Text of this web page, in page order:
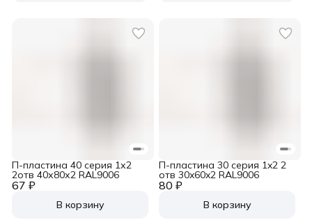
67 ₽
П-пластина 40 серия 1х2
2отв 40х80х2 RAL9006
В корзину
80 ₽
П-пластина 30 серия 1x2 2
отв 30x60x2 RAL9006
В корзину